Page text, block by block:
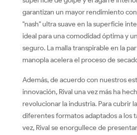
garantizan un mayor rendimiento
"nash" ultra suave en la superficie
ideal para una comodidad óptima y
seguro. La malla transpirable en la
manopla acelera el proceso de
Además, de acuerdo con nuestros
innovación, Rival una vez más ha
revolucionar la industria. Para cubrir
diferentes formatos adaptados a los
vez, Rival se enorgullece de